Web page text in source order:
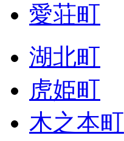
愛荘町
湖北町
虎姫町
木之本町